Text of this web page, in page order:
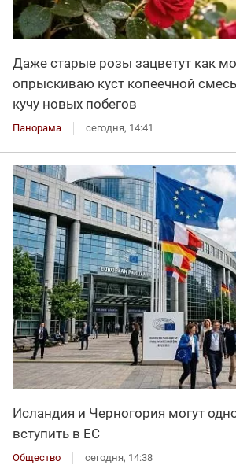
Даже старые розы зацветут как
опрыскиваю куст копеечной
кучу новых побегов
Панорама сегодня, 14:41
Исландия и Черногория могут
вступить в ЕС
Общество сегодня, 14:38